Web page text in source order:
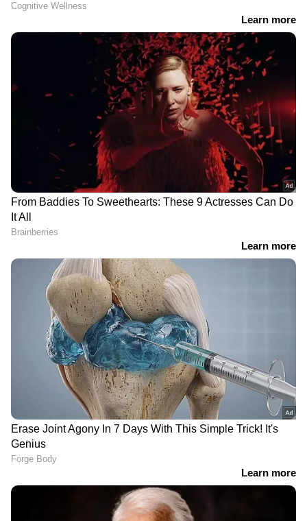
വന്ന് മണിച്ചേട്ടൻ മരിച്ചുവെന്ന് പറഞ്ഞത്.
അതെനിക്ക് വിശ്വസിക്കാനായില്ല. ഞാൻ
ബോധം കെട്ട് വീണു. ഇന്നും ഞാൻ
വിശ്വസിക്കുന്നത് മണിച്ചേട്ടൻ തിരിച്ചുവരും
എന്നാണ്', രേവത് പറയുന്നു.
ബിഹൈൻവുഡ്സിനോട് ആയിരുന്നു
യുവാവിന്റെ പ്രതികരണം.
സഹായം അഭ്യർഥിക്കുന്നവർക്ക് തന്നാൽ
കഴിയും വിധമുള്ള സഹായങ്ങളും രേവത്
ചെയ്യുന്നുണ്ട്. മണിച്ചേട്ടൻ ചെയ്യാൻ ബാക്കി
വെച്ച് പോയ കുറെ കാര്യങ്ങളുണ്ട് അവ
മണിച്ചേട്ടന് വേണ്ടി താൻ ചെയ്യുകയാണെന്നും
രേവത് പറയുന്നു.